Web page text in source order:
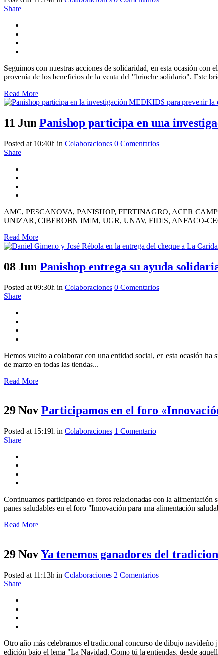
Share
Seguimos con nuestras acciones de solidaridad, en esta ocasión
provenía de los beneficios de la venta del "brioche solidario". Este
Read More
11 Jun Panishop participa en una
Posted at 10:40h in Colaboraciones 0 Comentarios
Share
AMC, PESCANOVA, PANISHOP, FERTINAGRO, ACER
UNIZAR, CIBEROBN IMIM, UGR, UNAV, FIDIS, ANFACO-
Read More
08 Jun Panishop entrega su ayuda
Posted at 09:30h in Colaboraciones 0 Comentarios
Share
Hemos vuelto a colaborar con una entidad social, en esta ocasión
de marzo en todas las tiendas...
Read More
29 Nov Participamos en el foro
Posted at 15:19h in Colaboraciones 1 Comentario
Share
Continuamos participando en foros relacionadas con la
panes saludables en el foro "Innovación para una alimentación
Read More
29 NovYa tenemos ganadores del
Posted at 11:13h in Colaboraciones 2 Comentarios
Share
Otro año más celebramos el tradicional concurso de dibujo
edición bajo el lema "La Navidad. Como tú la entiendas, desde